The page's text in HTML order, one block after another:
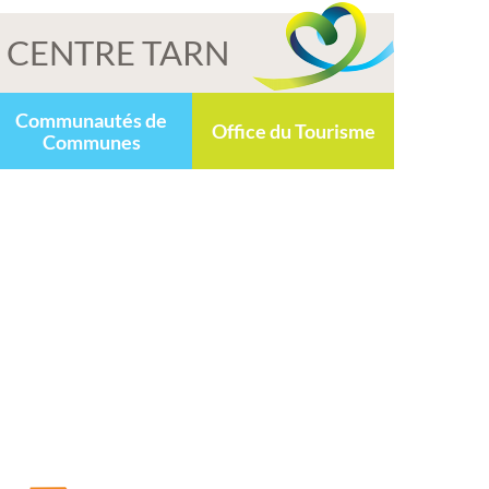
CENTRE TARN
Communautés de
Communes
Office du Tourisme